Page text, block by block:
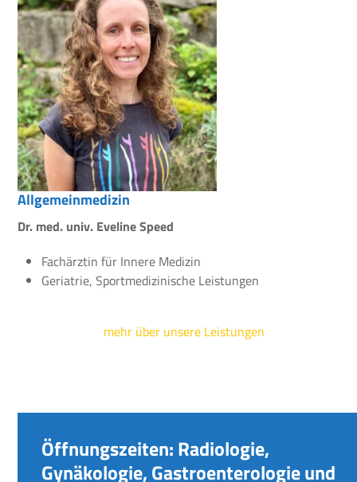
Allgemeinmedizin
Dr. med. univ. Eveline Speed
Fachärztin für Innere Medizin
Geriatrie, Sportmedizinische Leistungen
mehr über unsere Leistungen
Öffnungszeiten: Radiologie,
Gynäkologie, Gastroenterologie und